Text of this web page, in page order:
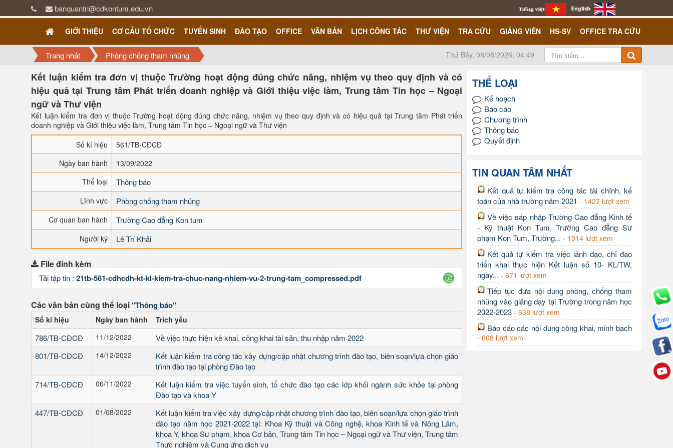
banquantri@cdkontum.edu.vn
GIỚI THIỆU CƠ CẤU TỔ CHỨC TUYỂN SINH ĐÀO TẠO OFFICE VĂN BẢN LỊCH CÔNG TÁC THƯ VIỆN TRA CỨU GIẢNG VIÊN HS-SV OFFICE TRA CỨU
Trang nhất Phòng chống tham nhũng Thứ Bảy, 08/08/2026, 04:49
Kết luận kiểm tra đơn vị thuộc Trường hoạt động đúng chức năng, nhiệm vụ theo quy định và có
hiệu quả tại Trung tâm Phát triển doanh nghiệp và Giới thiệu việc làm, Trung tâm Tin học – Ngoại
ngữ và Thư viện
Kết luận kiểm tra đơn vị thuộc Trường hoạt động đúng chức năng, nhiệm vụ theo quy định và có hiệu quả tại Trung tâm Phát triển
doanh nghiệp và Giới thiệu việc làm, Trung tâm Tin học – Ngoại ngữ và Thư viện
Số kí hiệu
561/TB-CĐCĐ
Ngày ban hành
13/09/2022
Thể loại
Thông báo
Lĩnh vực Phòng chống tham nhũng
Cơ quan ban hành Trường Cao đẳng Kon tum
Người ký Lê Trí Khải
File đính kèm
Tải tập tin : 21tb-561-cdhcdh-kt-kl-kiem-tra-chuc-nang-nhiem-vu-2-trung-tam_compressed.pdf
Các văn bản cùng thể loại"Thông báo"
Số kí hiệu Ngày ban hành Trích yếu
786/TB-CĐCĐ 11/12/2022
Về việc thực hiện kê khai, công khai tài sản, thu nhập năm 2022
801/TB-CĐCĐ
14/12/2022
Kết luận kiểm tra công tác xây dựng/cập nhật chương trình đào tạo, biên soạn/lựa chọn giáo
trình đào tạo tại phòng Đào tạo
714/TB-CĐCĐ
06/11/2022
Kết luận kiểm tra việc tuyển sinh, tổ chức đào tạo các lớp khối ngành sức khỏe tại phòng
Đào tạo và khoa Y
447/TB-CĐCĐ
01/08/2022
Kết luận kiểm tra việc xây dựng/cập nhật chương trình đào tạo, biên soạn/lựa chọn giáo trình
đào tạo năm học 2021-2022 tại: Khoa Kỹ thuật và Công nghệ, khoa Kinh tế và Nông Lâm,
khoa Y, khoa Sư phạm, khoa Cơ bản, Trung tâm Tin học – Ngoại ngữ và Thư viện, Trung tâm
Thực nghiệm và Cung ứng dịch vụ
THỂ LOẠI
Kế hoạch
Báo cáo
Chương trình
Thông báo
Quyết định
TIN QUAN TÂM NHẤT
Kết quả tự kiểm tra công tác tài chính, kế
toán của nhà trường năm 2021 - 1427 lượt xem
Về việc sáp nhập Trường Cao đẳng Kinh tế
- Kỹ thuật Kon Tum, Trường Cao đẳng Sư
phạm Kon Tum, Trường... - 1014 lượt xem
Kết quả tự kiểm tra việc lãnh đạo, chỉ đạo
triển khai thực hiện Kết luận số 10- KL/TW,
ngày... - 671 lượt xem
Tiếp tục đưa nội dung phòng, chống tham
nhũng vào giảng dạy tại Trường trong năm học
2022-2023 - 638 lượt xem
Báo cáo các nội dung công khai, minh bạch
- 608 lượt xem